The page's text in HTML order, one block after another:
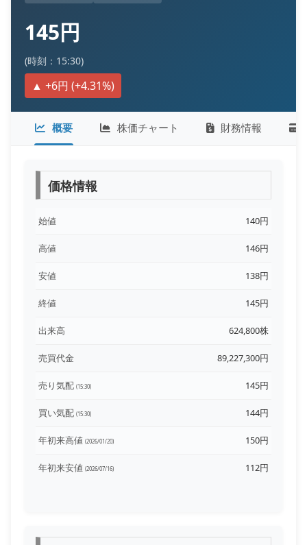
145円
(時刻：15:30)
▲ +6円 (+4.31%)
概要 株価チャート 財務情報
価格情報
始値 140円
高値 146円
安値 138円
終値 145円
出来高 624,800株
売買代金 89,227,300円
売り気配 (15:30) 145円
買い気配 (15:30) 144円
年初来高値 (2026/01/20) 150円
年初来安値 (2026/07/16) 112円